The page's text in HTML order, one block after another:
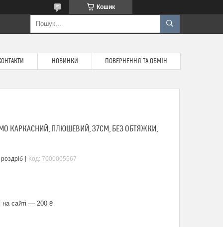
Кошик
НОВИНКИ ПОВЕРНЕННЯ ТА ОБМІН
КАРКАСНИЙ, ПЛЮШЕВИЙ, 37СМ, БЕЗ ОБТЯЖКИ,
Код: 7000005567
на сайті — 200 ₴